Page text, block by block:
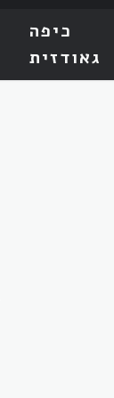
כיפה
גאודזית